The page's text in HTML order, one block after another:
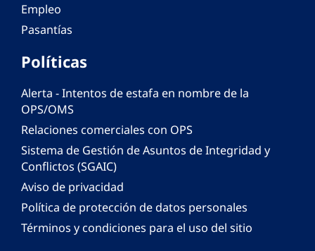
Empleo
Pasantías
Políticas
Alerta - Intentos de estafa en nombre de la
OPS/OMS
Relaciones comerciales con OPS
Sistema de Gestión de Asuntos de Integridad y
Conflictos (SGAIC)
Aviso de privacidad
Política de protección de datos personales
Términos y condiciones para el uso del sitio